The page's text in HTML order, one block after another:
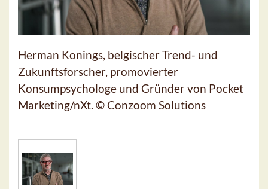
Herman Konings, belgischer Trend- und
Zukunftsforscher, promovierter
Konsumpsychologe und Gründer von Pocket
Marketing/nXt. © Conzoom Solutions